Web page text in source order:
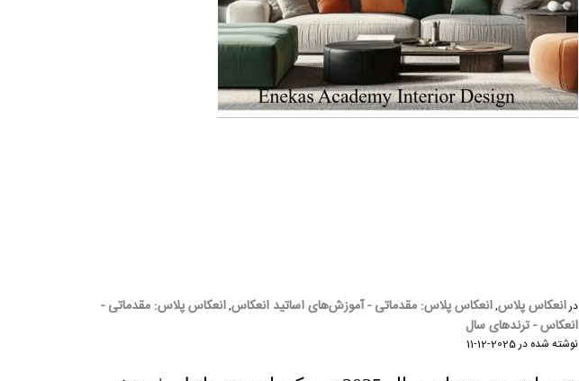
درانعکاس پلاس,انعکاس پلاس: مقدماتی - آموزش‌های اساتید انعکاس,انعکاس پلاس: مقدماتی -
انعکاس - ترندهای سال
نوشته شده در2025-12-11